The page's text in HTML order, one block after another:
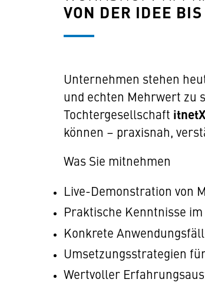
VON DER IDEE
Unternehmen stehen
und echten Mehrwert zu
Tochtergesellschaft
können – praxisnah,
Was Sie mitnehmen
Live-Demonstration von
Praktische Kenntnisse
Konkrete
Umsetzungsstrategien
Wertvoller